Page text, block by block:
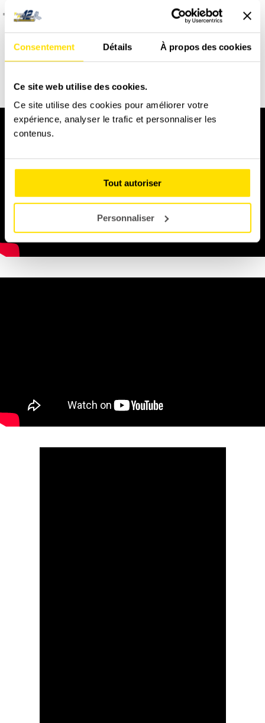
Consentement Détails À propos des cookies
Ce site web utilise des cookies.
Ce site utilise des cookies pour améliorer votre
expérience, analyser le trafic et personnaliser les
contenus.
Tout autoriser
Personnaliser
Comment et quand programmer un baptême ?
DÉCOUVREZ NOS VÉHICULES DE
COMPÉTITION